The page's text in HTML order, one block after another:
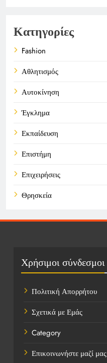
Κατηγορίες
Fashion
Αθλητισμός
Αυτοκίνηση
Έγκλημα
Εκπαίδευση
Επιστήμη
Επιχειρήσεις
Θρησκεία
Πολιτική
Υγεία
Ψυχαγωγία
Χρήσιμοι σύνδεσμοι
Πολιτική Απορρήτου
Σχετικά με Εμάς
Category
Επικοινωνήστε μαζί μας